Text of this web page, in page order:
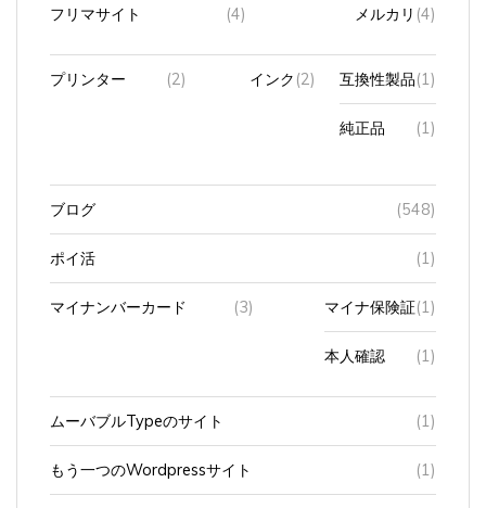
フリマサイト (4) メルカリ (4)
プリンター (2) インク (2) 互換性製品(1)
純正品 (1)
ブログ (548)
ポイ活 (1)
マイナンバーカード (3) マイナ保険証(1)
本人確認 (1)
ムーバブルTypeのサイト (1)
もう一つのWordpressサイト (1)